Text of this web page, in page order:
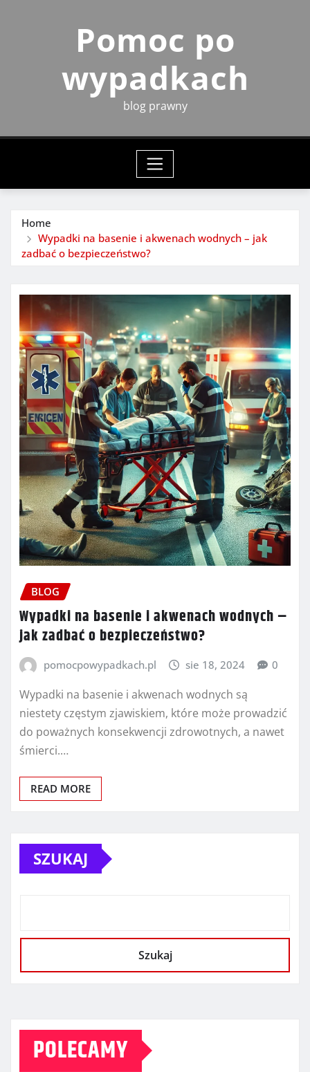
Pomoc po
wypadkach
blog prawny
Home
Wypadki na basenie i akwenach wodnych – jak
zadbać o bezpieczeństwo?
BLOG
Wypadki na basenie i akwenach wodnych –
jak zadbać o bezpieczeństwo?
pomocpowypadkach.pl sie 18, 2024 0
Wypadki na basenie i akwenach wodnych są
niestety częstym zjawiskiem, które może prowadzić
do poważnych konsekwencji zdrowotnych, a nawet
śmierci.…
READ MORE
SZUKAJ
Szukaj
POLECAMY